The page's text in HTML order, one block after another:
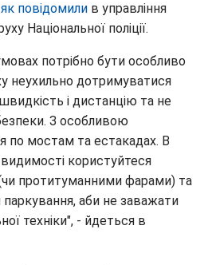
як повідомили в управління
Національної поліції.
потрібно бути особливо
неухильно дотримуватися
і дистанцію та не
З особливою
по мостам та естакадах. В
користуйтеся
протитуманними фарами) та
аби не заважати
техніки", - йдеться в